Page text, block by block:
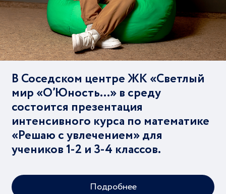
В Соседском центре ЖК «Светлый
мир «О’Юность…» в среду
состоится презентация
интенсивного курса по математике
«Решаю с увлечением» для
учеников 1-2 и 3-4 классов.
Подробнее